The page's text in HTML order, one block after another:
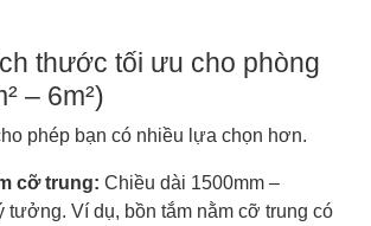
thước tối ưu cho phòng
– 6m²)
phép bạn có nhiều lựa chọn hơn.
cỡ trung: Chiều dài 1500mm –
tưởng. Ví dụ, bồn tắm nằm cỡ trung có